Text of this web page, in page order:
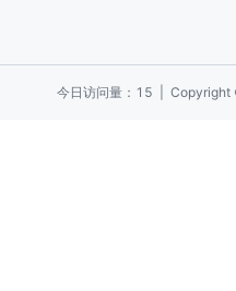
今日访问量：15 |